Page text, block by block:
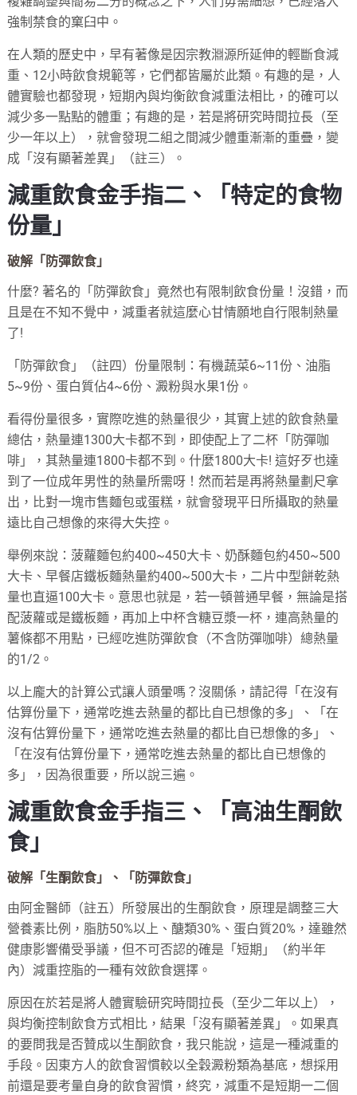
強制禁食的窠臼中。
在人類的歷史中，早有著像是因宗教淵源所延伸的輕斷食減
重、12小時飲食規範等，它們都皆屬於此類。有趣的是，人
體實驗也都發現，短期內與均衡飲食減重法相比，的確可以
減少多一點點的體重；有趣的是，若是將研究時間拉長（至
少一年以上），就會發現二組之間減少體重漸漸的重疊，變
成「沒有顯著差異」（註三）。
減重飲食金手指二、「特定的食物
份量」
破解「防彈飲食」
什麼? 著名的「防彈飲食」竟然也有限制飲食份量！沒錯，而
且是在不知不覺中，減重者就這麼心甘情願地自行限制熱量
了!
「防彈飲食」（註四）份量限制：有機蔬菜6~11份、油脂
5~9份、蛋白質佔4~6份、澱粉與水果1份。
看得份量很多，實際吃進的熱量很少，其實上述的飲食熱量
總估，熱量連1300大卡都不到，即使配上了二杯「防彈咖
啡」，其熱量連1800卡都不到。什麼1800大卡! 這好歹也達
到了一位成年男性的熱量所需呀！然而若是再將熱量劃尺拿
出，比對一塊市售麵包或蛋糕，就會發現平日所攝取的熱量
遠比自己想像的來得大失控。
舉例來說：菠蘿麵包約400~450大卡、奶酥麵包約450~500
大卡、早餐店鐵板麵熱量約400~500大卡，二片中型餅乾熱
量也直逼100大卡。意思也就是，若一頓普通早餐，無論是搭
配菠蘿或是鐵板麵，再加上中杯含糖豆漿一杯，連高熱量的
薯條都不用點，已經吃進防彈飲食（不含防彈咖啡）總熱量
的1/2。
以上龐大的計算公式讓人頭暈嗎？沒關係，請記得「在沒有
估算份量下，通常吃進去熱量的都比自已想像的多」、「在
沒有估算份量下，通常吃進去熱量的都比自已想像的多」、
「在沒有估算份量下，通常吃進去熱量的都比自已想像的
多」，因為很重要，所以說三遍。
減重飲食金手指三、「高油生酮飲
食」
破解「生酮飲食」、「防彈飲食」
由阿金醫師（註五）所發展出的生酮飲食，原理是調整三大
營養素比例，脂肪50%以上、醣類30%、蛋白質20%，達雖然
健康影響備受爭議，但不可否認的確是「短期」（約半年
內）減重控脂的一種有效飲食選擇。
原因在於若是將人體實驗研究時間拉長（至少二年以上），
與均衡控制飲食方式相比，結果「沒有顯著差異」。如果真
的要問我是否贊成以生酮飲食，我只能說，這是一種減重的
手段。因東方人的飲食習慣較以全穀澱粉類為基底，想採用
前還是要考量自身的飲食習慣，終究，減重不是短期一二個